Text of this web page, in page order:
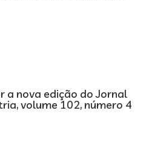
a nova edição do Jornal
volume 102, número 4